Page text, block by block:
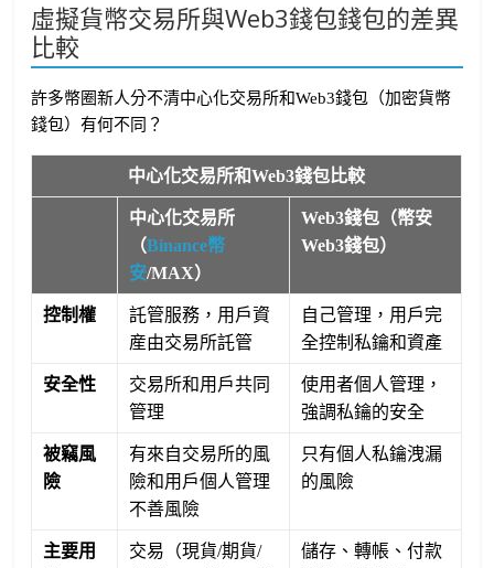
虛擬貨幣交易所與Web3錢包錢包的差異
比較
許多幣圈新人分不清中心化交易所和Web3錢包（加密貨幣
錢包）有何不同？
中心化交易所和Web3錢包比較
中心化交易所
（Binance幣
安/MAX）
Web3錢包（幣安
Web3錢包）
控制權
託管服務，用戶資
産由交易所託管
自己管理，用戶完
全控制私鑰和資產
安全性
交易所和用戶共同
管理
使用者個人管理，
強調私鑰的安全
被竊風
險
有來自交易所的風
險和用戶個人管理
不善風險
只有個人私鑰洩漏
的風險
主要用
交易（現貨/期貨/
儲存、轉帳、付款